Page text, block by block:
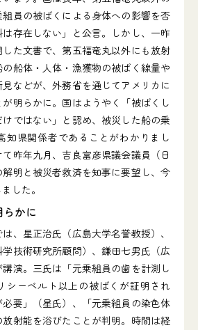
員の被ばくによる身体への影響を否
存在しない」と公言。しかし、一昨
た文書で、第五福竜丸以外にも放射
船体・人体・漁獲物の被ばく線量や
などが、外務省を通じてアメリカに
明らかに。国はようやく「被ばくし
ではない」と認め、被災した船の乗
知県関係者であることがわかりまし
昨年九月、吉良富彦県議会議員（日
明と被災者救済を知事に要望し、今
した。
かに
、星正治氏（広島大学名誉教授）、
技術研究所顧問）、鎌田七男氏（広
演。三氏は「元乗組員の歯を計測し
シーベルト以上の被ばくが証明され
要」（星氏）、「元乗組員の染色体
射能を浴びたことが判明。時間は経